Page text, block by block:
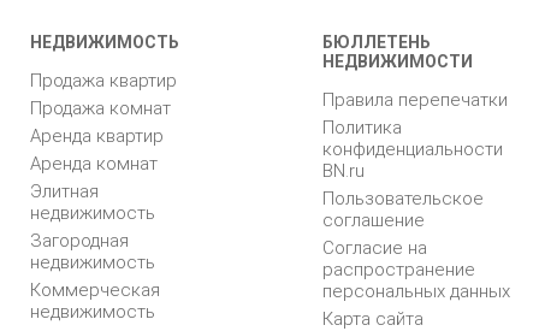
НЕДВИЖИМОСТЬ
Продажа квартир
Продажа комнат
Аренда квартир
Аренда комнат
Элитная
недвижимость
Загородная
недвижимость
Коммерческая
недвижимость
БЮЛЛЕТЕНЬ
НЕДВИЖИМОСТИ
Правила перепечатки
Политика
конфиденциальности
BN.ru
Пользовательское
соглашение
Согласие на
распространение
персональных данных
Карта сайта